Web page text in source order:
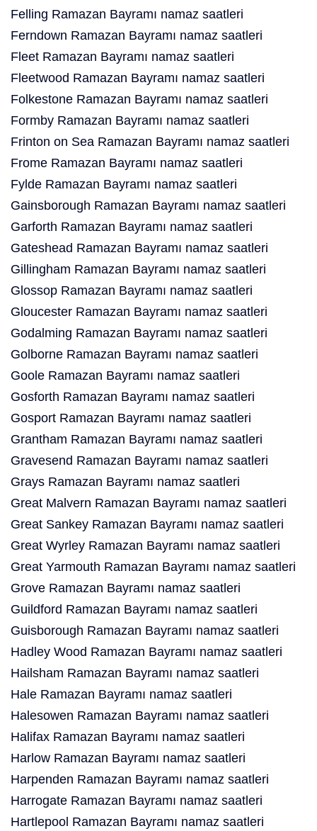
Felling Ramazan Bayramı namaz saatleri
Ferndown Ramazan Bayramı namaz saatleri
Fleet Ramazan Bayramı namaz saatleri
Fleetwood Ramazan Bayramı namaz saatleri
Folkestone Ramazan Bayramı namaz saatleri
Formby Ramazan Bayramı namaz saatleri
Frinton on Sea Ramazan Bayramı namaz saatleri
Frome Ramazan Bayramı namaz saatleri
Fylde Ramazan Bayramı namaz saatleri
Gainsborough Ramazan Bayramı namaz saatleri
Garforth Ramazan Bayramı namaz saatleri
Gateshead Ramazan Bayramı namaz saatleri
Gillingham Ramazan Bayramı namaz saatleri
Glossop Ramazan Bayramı namaz saatleri
Gloucester Ramazan Bayramı namaz saatleri
Godalming Ramazan Bayramı namaz saatleri
Golborne Ramazan Bayramı namaz saatleri
Goole Ramazan Bayramı namaz saatleri
Gosforth Ramazan Bayramı namaz saatleri
Gosport Ramazan Bayramı namaz saatleri
Grantham Ramazan Bayramı namaz saatleri
Gravesend Ramazan Bayramı namaz saatleri
Grays Ramazan Bayramı namaz saatleri
Great Malvern Ramazan Bayramı namaz saatleri
Great Sankey Ramazan Bayramı namaz saatleri
Great Wyrley Ramazan Bayramı namaz saatleri
Great Yarmouth Ramazan Bayramı namaz saatleri
Grove Ramazan Bayramı namaz saatleri
Guildford Ramazan Bayramı namaz saatleri
Guisborough Ramazan Bayramı namaz saatleri
Hadley Wood Ramazan Bayramı namaz saatleri
Hailsham Ramazan Bayramı namaz saatleri
Hale Ramazan Bayramı namaz saatleri
Halesowen Ramazan Bayramı namaz saatleri
Halifax Ramazan Bayramı namaz saatleri
Harlow Ramazan Bayramı namaz saatleri
Harpenden Ramazan Bayramı namaz saatleri
Harrogate Ramazan Bayramı namaz saatleri
Hartlepool Ramazan Bayramı namaz saatleri